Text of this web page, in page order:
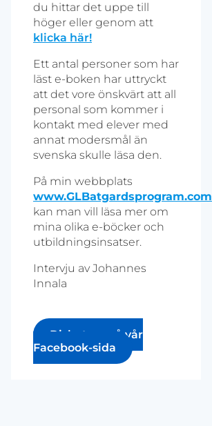
du hittar det uppe till
höger eller genom att
klicka här!
Ett antal personer som har
läst e-boken har uttryckt
att det vore önskvärt att all
personal som kommer i
kontakt med elever med
annat modersmål än
svenska skulle läsa den.
På min webbplats
www.GLBatgardsprogram.com
kan man vill läsa mer om
mina olika e-böcker och
utbildningsinsatser.
Intervju av Johannes
Innala
Diskutera på vår
Facebook-sida